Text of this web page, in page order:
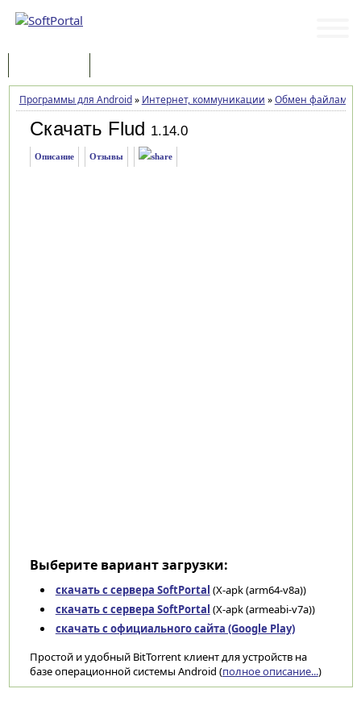
Программы для Android» Интернет, коммуникации »Обмен файлами
Скачать Flud 1.14.0
Описание Отзывы
Выберите вариант загрузки:
скачать с сервера SoftPortal (X-apk (arm64-v8a))
скачать с сервера SoftPortal (X-apk (armeabi-v7a))
скачать с официального сайта (Google Play)
Простой и удобный BitTorrent клиент для устройств на
базе операционной системы Android (полное описание...)